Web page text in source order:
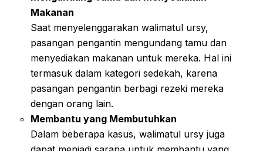
Makanan
Saat menyelenggarakan walimatul ursy,
pasangan pengantin mengundang tamu dan
menyediakan makanan untuk mereka. Hal ini
termasuk dalam kategori sedekah, karena
pasangan pengantin berbagi rezeki mereka
dengan orang lain.
Membantu yang Membutuhkan
Dalam beberapa kasus, walimatul ursy juga